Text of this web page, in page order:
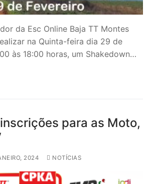
da Esc Online Baja TT Montes
na Quinta-feira dia 29 de
às 18:00 horas, um Shakedown…
para as Moto,
2024 NOTÍCIAS